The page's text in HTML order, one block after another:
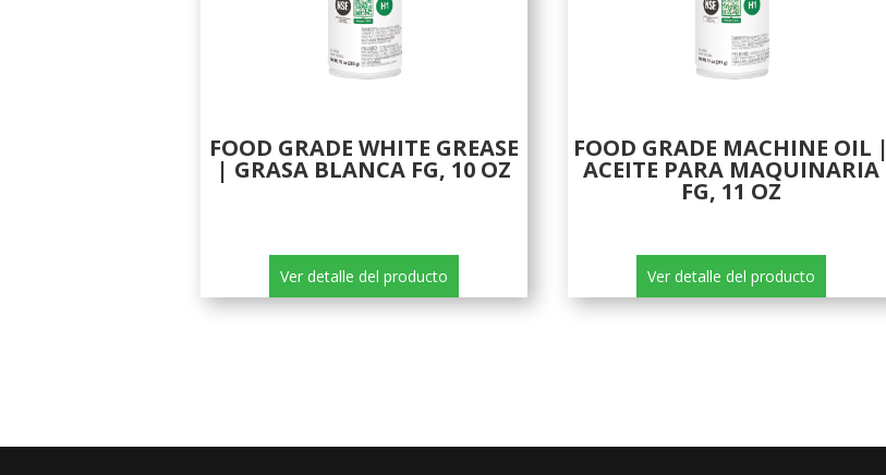
FOOD GRADE WHITE GREASE
| GRASA BLANCA FG, 10 OZ
Ver detalle del producto
FOOD GRADE MACHINE OIL |
ACEITE PARA MAQUINARIA
FG, 11 OZ
Ver detalle del producto